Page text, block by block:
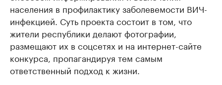
населения в профилактику заболевемости ВИЧ-
инфекцией. Суть проекта состоит в том, что
жители республики делают фотографии,
размещают их в соцсетях и на интернет-сайте
конкурса, пропагандируя тем самым
ответственный подход к жизни.